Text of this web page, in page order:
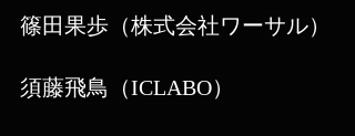
篠田果歩（株式会社ワーサル）
須藤飛鳥（ICLABO）